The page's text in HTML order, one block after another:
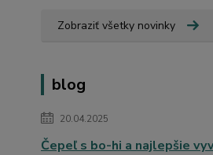
Zobraziť všetky novinky
blog
20.04.2025
Čepeľ s bo-hi a najlepšie